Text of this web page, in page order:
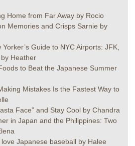
Home from Far Away by Rocio
Memories and Crisps Sarnie by
Yorker’s Guide to NYC Airports: JFK,
Heather
to Beat the Japanese Summer
Mistakes Is the Fastest Way to
Face” and Stay Cool by Chandra
in Japan and the Philippines: Two
Japanese baseball by Halee